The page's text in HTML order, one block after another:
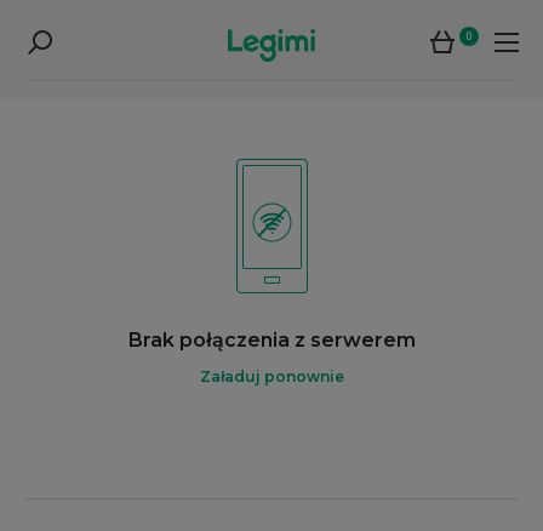
0
Brak połączenia z serwerem
Załaduj ponownie